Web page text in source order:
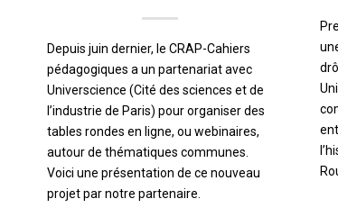
Depuis juin dernier, le CRAP-Cahiers
pédagogiques a un partenariat avec
Universcience (Cité des sciences et de
l’industrie de Paris) pour organiser des
tables rondes en ligne, ou webinaires,
autour de thématiques communes.
Voici une présentation de ce nouveau
projet par notre partenaire.